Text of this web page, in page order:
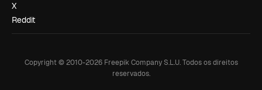
X
Reddit
Copyright © 2010-2026Freepik Company S.L.U. Todos os direitos
reservados.